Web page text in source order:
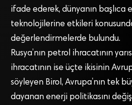
ifade ederek, dünyanın başlıca
teknolojilerine etkileri
değerlendirmelerde bulundu.
Rusya’nın petrol ihracatının
ihracatının ise üçte ikisinin
söyleyen Birol, Avrupa’nın tek
dayanan enerji politikasını